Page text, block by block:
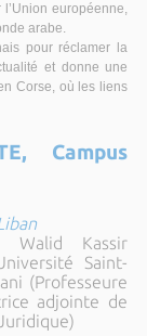
européenne,
arabe.
pour réclamer la
et donne une
Corse, où les liens
Campus
Walid Kassir
Saint-
(Professeure
adjointe de